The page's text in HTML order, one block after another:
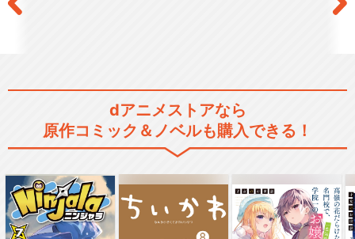
アンバーとまなぼうせいかつ
あんぜん／ロボカーポ…
ロボカーポリー ソング・ソ
ングミュージアム
dアニメストアなら
原作コミック＆ノベルも購入できる！